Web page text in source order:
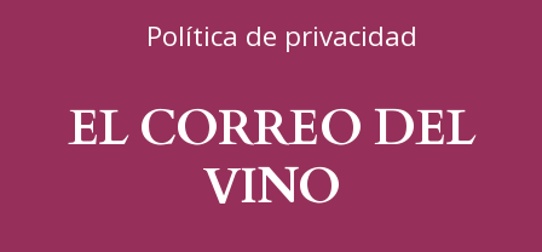
Política de privacidad
EL CORREO DEL
VINO